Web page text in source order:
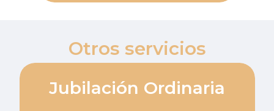
Otros servicios
Jubilación Ordinaria